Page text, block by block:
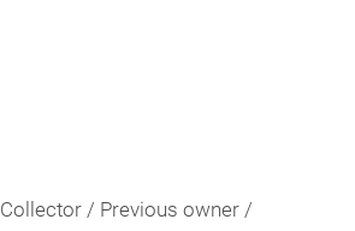
Collector / Previous owner /